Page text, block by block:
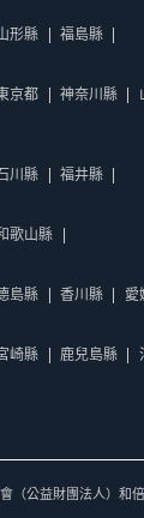
形縣 福島縣
京都 神奈川縣
川縣 福井縣
歌山縣
島縣 香川縣 愛
崎縣 鹿兒島縣
（公益財團法人）和